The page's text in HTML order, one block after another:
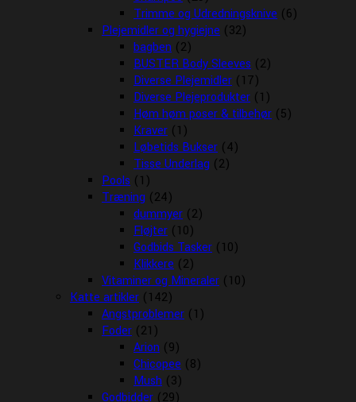
Trimme og Udredningsknive (6)
Plejemidler og hygiejne (32)
bagben (2)
BUSTER Body Sleeves (2)
Diverse Plejemidler (17)
Diverse Plejeprodukter (1)
Høm høm poser & tilbehør (5)
Kraver (1)
Løbetids Bukser (4)
Tisse Underlag (2)
Pools (1)
Træning (24)
dummyer (2)
Fløjter (10)
Godbids Tasker (10)
Klikkere (2)
Vitaminer og Mineraler (10)
Katte artikler (142)
Angstproblemer (1)
Foder (21)
Arion (9)
Chicopee (8)
Mush (3)
Godbidder (29)